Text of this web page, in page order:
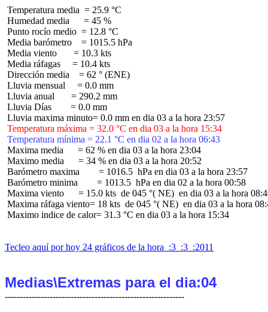
Temperatura media  = 25.9 °C
Humedad media      = 45 %
Punto rocío medio  = 12.8 °C
Media barómetro    = 1015.5 hPa
Media viento       = 10.3 kts
Media ráfagas     = 10.4 kts
Dirección media    = 62 ° (ENE)
Lluvia mensual     = 0.0 mm
Lluvia anual       = 290.2 mm
Lluvia Días        = 0.0 mm
Temperatura máxima = 32.0 °C en dia 03 a la hora 15:34
Temperatura mínima = 22.1 °C en dia 02 a la hora 06:43
Maxima media      = 62 % en dia 03 a la hora 23:04
Maximo media      = 34 % en dia 03 a la hora 20:52
Barómetro maxima        = 1016.5  hPa en dia 03 a la hora 23:57
Barómetro minima        = 1013.5  hPa en dia 02 a la hora 00:58
Maxima viento      = 15.0 kts  de 045 °( NE)  en dia 03 a la hora
Maxima ráfaga viento= 18 kts  de 045 °( NE)  en dia 03 a la hora
Maximo indice de calor= 31.3 °C en dia 03 a la hora 15:34
Tecleo aquí por hoy 24 gráficos de la hora  :3  :3  :2011
Medias\Extremas para el dia:04